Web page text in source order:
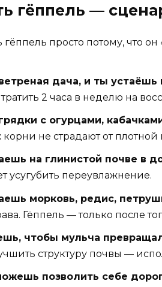
гёппель —
гёппель просто потому, что
дача, и ты
2 часа в неделю на
с огурцами,
корни не страдают от
на глинистой почве в
усугубить переувлажнение.
морковь, редис,
Гёппель — только после
чтобы мульча
структуру почвы —
позволить себе